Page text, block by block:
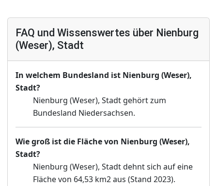
FAQ und Wissenswertes über Nienburg
(Weser), Stadt
In welchem Bundesland ist Nienburg (Weser),
Stadt?
Nienburg (Weser), Stadt gehört zum
Bundesland Niedersachsen.
Wie groß ist die Fläche von Nienburg (Weser),
Stadt?
Nienburg (Weser), Stadt dehnt sich auf eine
Fläche von 64,53 km2 aus (Stand 2023).